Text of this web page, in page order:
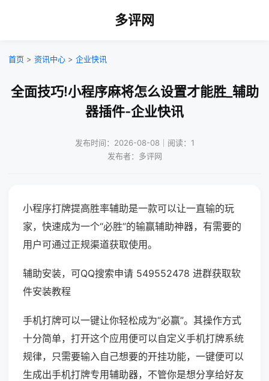
多评网
首页 > 资讯中心 > 企业快讯
全面技巧!小程序麻将怎么设置才能胜_辅助
器插件-企业快讯
发布时间：2026-08-08｜阅读：1
发布者：多评网
小程序打牌提高胜率辅助是一款可以让一直输的玩
家，快速成为一个“必胜”的输赢辅助神器，有需要的
用户可通过正规渠道获取使用。
辅助安装，可QQ搜索申请 549552478 进群获取软
件安装教程
手机打牌可以一键让你轻松成为“必赢”。其操作方式
十分简单，打开这个应用便可以自定义手机打牌系统
规律，只需要输入自己想要的开挂功能，一键便可以
生成出手机打牌专用辅助器，不管你是想分享给好友